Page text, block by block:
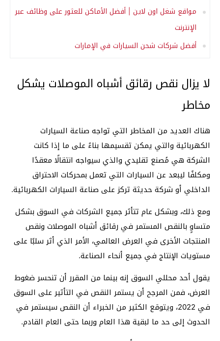
مواقع شغل اون لاين | أفضل الأماكن للعثور على وظائف عبر
الإنترنت
أفضل شركات شحن السيارات في الإمارات
لا يزال نقص رقائق أشباه الموصلات يشكل
مخاطر
هناك العديد من المخاطر التي تواجه صناعة السيارات
الكهربائية والتي يمكن تقسيمها بناءً على ما إذا كانت
الشركة هي مُصنع تقليدي والذي سيواجه انتقالًا معقدًا
ومكلفًا ليبعد عن السيارات التي تعمل بمحركات الاحتراق
الداخلي أو شركة حديثة تركز على صناعة السيارات الكهربائية.
ومع ذلك، وبشكل عام تتأثر جميع الشركات في السوق بشكل
متساوٍ بالنقص المستمر في رقائق أشباه الموصلات ونقص
المنتجات الأخرى في العرض العالمي، الأمر الذي أثر سلبًا على
مستويات الإنتاج في جميع أنحاء الصناعة.
يقول أحد محللي السوق إنه بينما من المقرر أن تنحسر ضغوط
العرض، فمن المرجح أن يستمر النقص في التأثير على السوق
في 2022، ويتوقع الكثير من الخبراء أن النقص سيستمر في
الحدوث إلى حد ما لبقية هذا العام وربما حتى العام القادم.